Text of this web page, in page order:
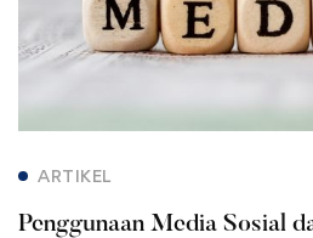
Dampaknya
ARTIKEL
Penggunaan Media Sosial